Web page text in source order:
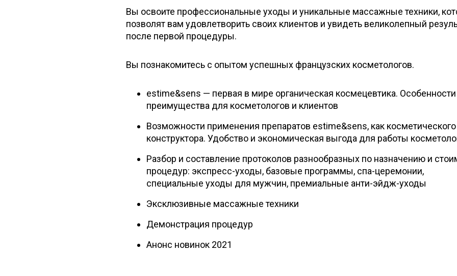
Вы освоите профессиональные уходы и уникальные массажные техники,
позволят вам удовлетворить своих клиентов и увидеть великолепный
после первой процедуры.
Вы познакомитесь с опытом успешных французских косметологов.
estime&sens — первая в мире органическая космецевтика. Особенности
преимущества для косметологов и клиентов
Возможности применения препаратов estime&sens, как косметического
конструктора. Удобство и экономическая выгода для работы
Разбор и составление протоколов разнообразных по назначению и
процедур: экспресс-уходы, базовые программы, спа-церемонии,
специальные уходы для мужчин, премиальные анти-эйдж-уходы
Эксклюзивные массажные техники
Демонстрация процедур
Анонс новинок 2021